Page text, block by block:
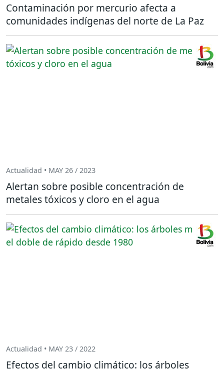
Contaminación por mercurio afecta a
comunidades indígenas del norte de La Paz
Actualidad • MAY 26 / 2023
Alertan sobre posible concentración de
metales tóxicos y cloro en el agua
Actualidad • MAY 23 / 2022
Efectos del cambio climático: los árboles